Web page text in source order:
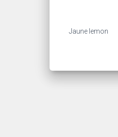
Jaune lemon